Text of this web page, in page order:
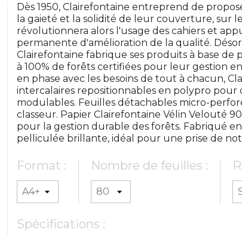
Dès 1950, Clairefontaine entreprend de
la gaieté et la solidité de leur couverture, sur
révolutionnera alors l'usage des cahiers et
permanente d'amélioration de la qualité.
Clairefontaine fabrique ses produits à base
à 100% de forêts certifiées pour leur gestion
en phase avec les besoins de tout à chacun,
intercalaires repositionnables en polypro pour
modulables. Feuilles détachables micro-
classeur. Papier Clairefontaine Vélin Velouté
pour la gestion durable des forêts. Fabriqué
pelliculée brillante, idéal pour une prise de
Format : Nombre de feuilles :
Spécifications :